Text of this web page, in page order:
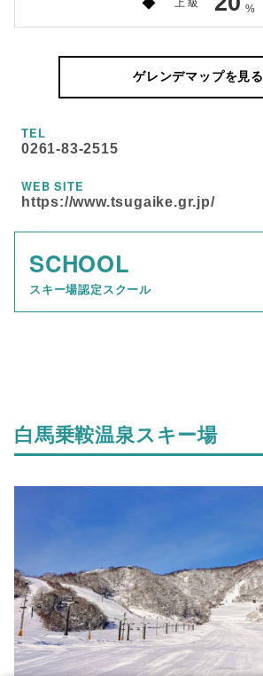
上 級 %
ゲレンデマップを見る
TEL
0261-83-2515
WEB SITE
https://www.tsugaike.gr.jp/
SCHOOL
スキー場認定スクール
白馬乗鞍温泉スキー場